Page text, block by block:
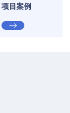
项目案例